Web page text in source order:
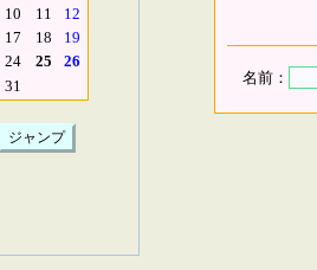
10 11
12
17 18
19
24 25
26
31 名前：